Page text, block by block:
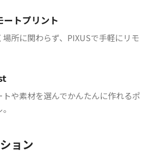
ートプリント
所に関わらず、PIXUSで手軽にリモ
や素材を選んでかんたんに作れるポ
ョン